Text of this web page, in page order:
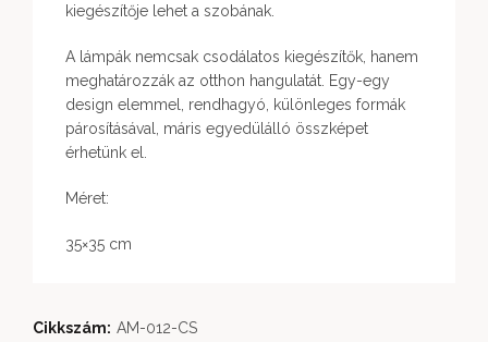
kiegészítője lehet a szobának.
A lámpák nemcsak csodálatos kiegészítők, hanem
meghatározzák az otthon hangulatát. Egy-egy
design elemmel, rendhagyó, különleges formák
párosításával, máris egyedülálló összképet
érhetünk el.
Méret:
35×35 cm
Cikkszám: AM-012-CS